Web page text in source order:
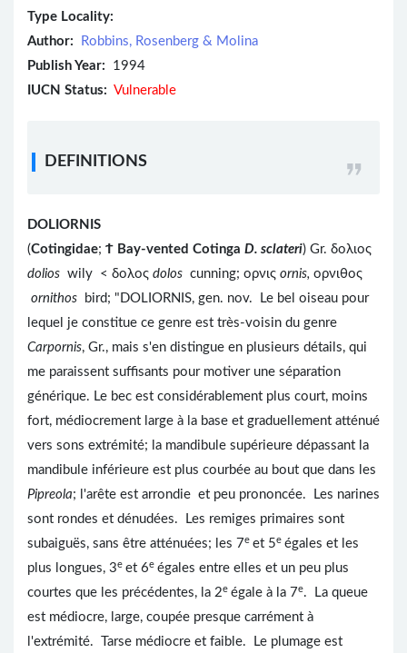
Type Locality:
Author:
Robbins, Rosenberg & Molina
Publish Year: 1994
IUCN Status: Vulnerable
DEFINITIONS
DOLIORNIS
(Cotingidae; Ϯ Bay-vented Cotinga D. sclateri) Gr. δολιος
dolios wily < δολος dolos cunning; ορνις ornis, ορνιθος
ornithos
bird; "DOLIORNIS, gen. nov. Le bel oiseau pour
lequel je constitue ce genre est très-voisin du genre
Carpornis, Gr., mais s'en distingue en plusieurs détails, qui
me paraissent suffisants pour motiver une séparation
générique. Le bec est considérablement plus court, moins
fort, médiocrement large à la base et graduellement atténué
vers sons extrémité; la mandibule supérieure dépassant la
mandibule inférieure est plus courbée au bout que dans les
Pipreola; l'arête est arrondie et peu prononcée. Les narines
sont rondes et dénudées. Les remiges primaires sont
subaiguës, sans être atténuées; les 7e et 5e égales et les
plus longues, 3e et 6e égales entre elles et un peu plus
courtes que les précédentes, la 2e égale à la 7e. La queue
est médiocre, large, coupée presque carrément à
l'extrémité. Tarse médiocre et faible. Le plumage est